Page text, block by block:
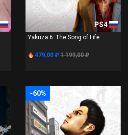
PS4
Yakuza 6: The Song of Life
479,00 ₽ 1 199,00 ₽
-60%